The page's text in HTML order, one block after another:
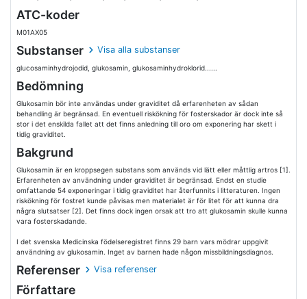
ATC-koder
M01AX05
Substanser Visa alla substanser
glucosaminhydrojodid, glukosamin, glukosaminhydroklorid......
Bedömning
Glukosamin bör inte användas under graviditet då erfarenheten av sådan
behandling är begränsad. En eventuell riskökning för fosterskador är dock inte så
stor i det enskilda fallet att det finns anledning till oro om exponering har skett i
tidig graviditet.
Bakgrund
Glukosamin är en kroppsegen substans som används vid lätt eller måttlig artros [1].
Erfarenheten av användning under graviditet är begränsad. Endst en studie
omfattande 54 exponeringar i tidig graviditet har återfunnits i litteraturen. Ingen
riskökning för fostret kunde påvisas men materialet är för litet för att kunna dra
några slutsatser [2]. Det finns dock ingen orsak att tro att glukosamin skulle kunna
vara fosterskadande.
I det svenska Medicinska födelseregistret finns 29 barn vars mödrar uppgivit
användning av glukosamin. Inget av barnen hade någon missbildningsdiagnos.
Referenser Visa referenser
Författare